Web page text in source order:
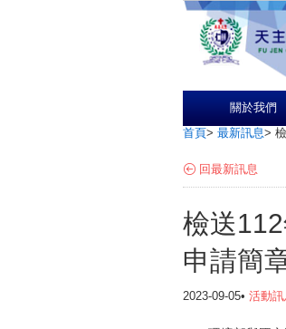
關於我們
首頁> 最新訊息>
回最新訊息
檢送
申請簡
2023-09-05• 活動訊